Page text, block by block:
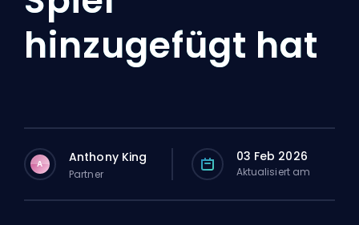
hinzugefügt hat
A Anthony King
Partner
03 Feb 2026
Aktualisiert am